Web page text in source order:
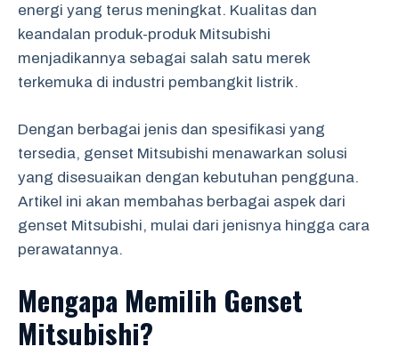
energi yang terus meningkat. Kualitas dan
keandalan produk-produk Mitsubishi
menjadikannya sebagai salah satu merek
terkemuka di industri pembangkit listrik.
Dengan berbagai jenis dan spesifikasi yang
tersedia, genset Mitsubishi menawarkan solusi
yang disesuaikan dengan kebutuhan pengguna.
Artikel ini akan membahas berbagai aspek dari
genset Mitsubishi, mulai dari jenisnya hingga cara
perawatannya.
Mengapa Memilih Genset
Mitsubishi?